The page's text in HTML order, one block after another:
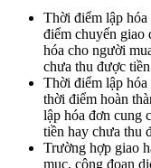
Thời điểm lập
điểm chuyển giao
hóa cho người
chưa thu được
Thời điểm lập
thời điểm hoàn
lập hóa đơn cung
tiền hay chưa thu
Trường hợp giao
mục, công đoạn